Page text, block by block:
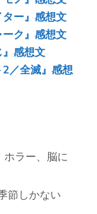
ー』感想文
ク』感想文
感想文
／全滅』感想
ホラー、 脳に
節しかない